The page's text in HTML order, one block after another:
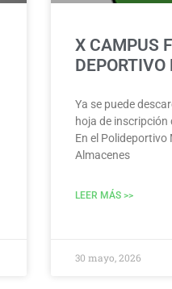
X CAMPUS
Ya se puede
hoja de
En el Polideportivo
Almacenes
LEER MÁS >>
30 mayo, 2026